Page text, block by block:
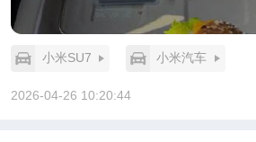
小米SU7 小米汽车
2026-04-26 10:20:44